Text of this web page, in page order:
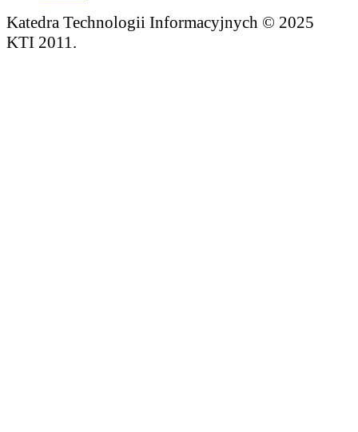
Katedra Technologii Informacyjnych © 2025
KTI 2011.